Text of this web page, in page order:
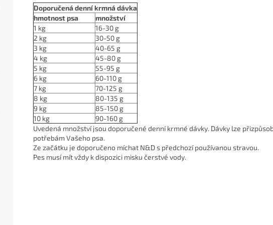
Doporučená denní krmná dávka
hmotnost psa
množství
1 kg
16-30 g
2 kg
30-50 g
3 kg
40-65 g
4 kg
45-80 g
5 kg
55-95 g
6 kg
60-110 g
7 kg
70-125 g
8 kg
80-135 g
9 kg
85-150 g
10 kg
90-160 g
Uvedená množství jsou doporučené denní krmné dávky. Dávky lze
potřebám Vašeho psa.
Ze začátku je doporučeno míchat N&D s předchozí používanou stravou.
Pes musí mít vždy k dispozici misku čerstvé vody.